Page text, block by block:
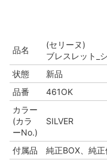
品名
(セリーヌ)
ブレスレット_
状態
新品
品番
461OK
カラー
(カラ
ーNo.)
SILVER
付属品 純正BOX、純